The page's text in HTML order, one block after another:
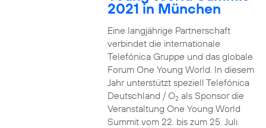
2021 in München
Eine langjährige Partnerschaft
verbindet die internationale
Telefónica Gruppe und das globale
Forum One Young World. In diesem
Jahr unterstützt speziell Telefónica
Deutschland / O2als Sponsor die
Veranstaltung One Young World
Summit vom 22. bis zum 25. Juli.